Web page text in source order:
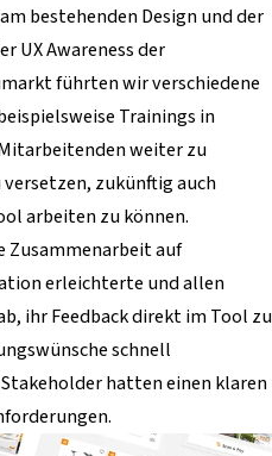
bestehenden Design und der
UX Awareness der
führten wir verschiedene
Trainings in
weiter zu
versetzen, zukünftig auch
arbeiten zu können.
Zusammenarbeit auf
erleichterte und allen
ihr Feedback direkt im Tool zu
schnell
hatten einen klaren